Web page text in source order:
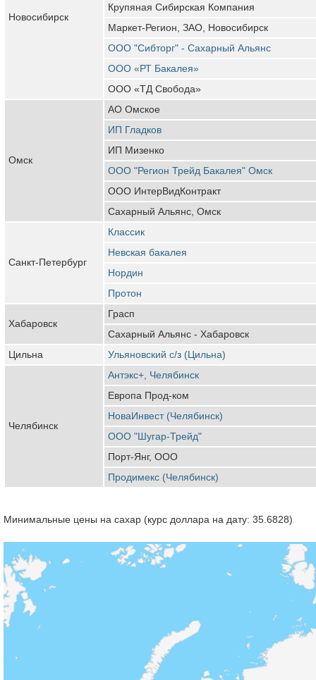
Новосибирск
Крупяная Сибирская Компания
Маркет-Регион, ЗАО, Новосибирск
ООО "Сибторг" - Сахарный Альянс
ООО «РТ Бакалея»
ООО «ТД Свобода»
Омск
АО Омское
ИП Гладков
ИП Мизенко
ООО "Регион Трейд Бакалея" Омск
ООО ИнтерВидКонтракт
Сахарный Альянс, Омск
Санкт-Петербург
Классик
Невская бакалея
Нордин
Протон
Хабаровск
Грасп
Сахарный Альянс - Хабаровск
Цильна
Ульяновский с/з (Цильна)
Челябинск
Антэкс+, Челябинск
Европа Прод-ком
НоваИнвест (Челябинск)
ООО "Шугар-Трейд"
Порт-Янг, ООО
Продимекс (Челябинск)
Минимальные цены на сахар (курс доллара на дату: 35.6828)